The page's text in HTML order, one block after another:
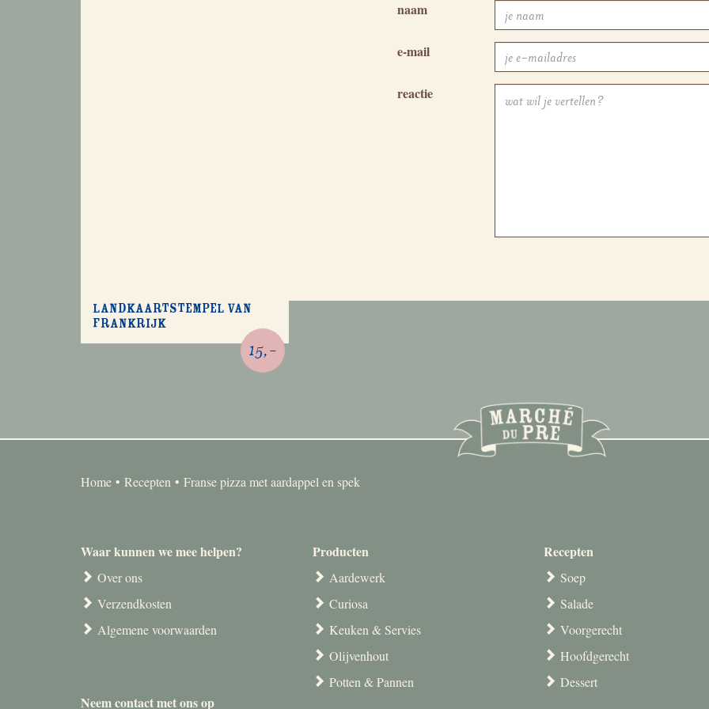
naam
e-mail
reactie
Landkaartstempel van
Frankrijk
15,-
Home Recepten Franse pizza met aardappel en spek
Waar kunnen we mee helpen?
Over ons
Verzendkosten
Algemene voorwaarden
Neem contact met ons op
Producten
Aardewerk
Curiosa
Keuken & Servies
Olijvenhout
Potten & Pannen
Recepten
Soep
Salade
Voorgerecht
Hoofdgerecht
Dessert